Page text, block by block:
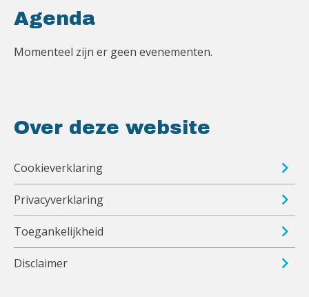
Agenda
Momenteel zijn er geen evenementen.
Over deze website
Cookieverklaring
Privacyverklaring
Toegankelijkheid
Disclaimer